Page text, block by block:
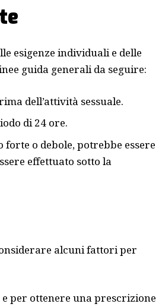
esigenze individuali e delle
guida generali da seguire:
dell’attività sessuale.
di 24 ore.
forte o debole, potrebbe essere
effettuato sotto la
alcuni fattori per
per ottenere una prescrizione